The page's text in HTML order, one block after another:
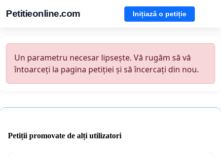
Petitieonline.com Inițiază o petiție
Un parametru necesar lipsește. Vă rugăm să vă
întoarceți la pagina petiției și să încercați din nou.
Petiții promovate de alți utilizatori